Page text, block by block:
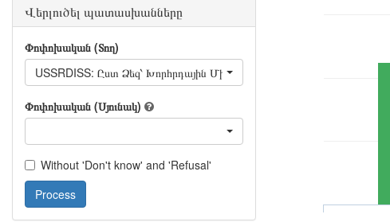
Վերլուծել պատասխանները
Փոփոխական (Տող)
USSRDISS: Ըստ Ձեզ՝ Խորհրդային Միության փլուզումը Հայաստանի
Փոփոխական (Սյունակ)
Without 'Don't know' and 'Refusal'
Process